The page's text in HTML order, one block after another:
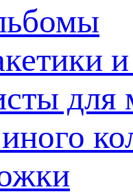
для